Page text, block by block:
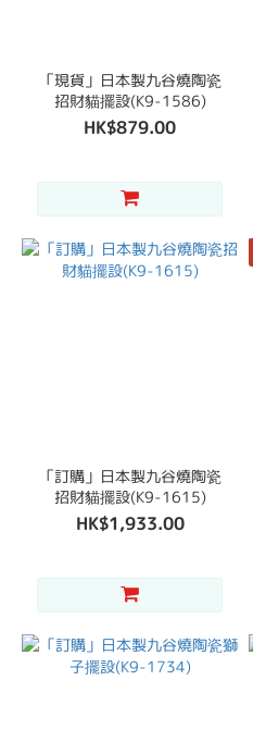
「現貨」日本製九谷燒陶瓷
招財貓擺設(K9-1586)
HK$879.00
「訂購」日本製九谷燒陶瓷
招財貓擺設(K9-1615)
HK$1,933.00